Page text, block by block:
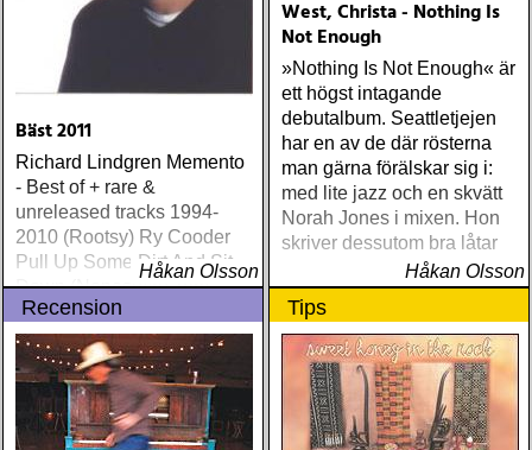
Bäst 2011
Richard Lindgren Memento
- Best of + rare &
unreleased tracks 1994-
2010 (Rootsy) Ry Cooder
Pull Up Some Dirt And Sit
Down (Nonesuch) Tom
Russell Mesabi (Proper)
Deadman Take Up Your
Mat and Walk (Rootsy)
Eilen Jewel Queen of the
Minor Key (Signature
Sound) Matraca Berg The
Håkan Olsson
West, Christa - Nothing Is
Not Enough
»Nothing Is Not Enough« är
ett högst intagande
debutalbum. Seattletjejen
har en av de där rösterna
man gärna förälskar sig i:
med lite jazz och en skvätt
Norah Jones i mixen. Hon
skriver dessutom bra låtar
Håkan Olsson
Recension Tips